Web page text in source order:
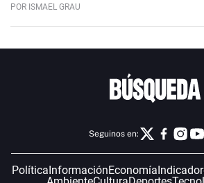
POR ISMAEL GRAU
Seguinos en:
PolíticaInformaciónEconomía